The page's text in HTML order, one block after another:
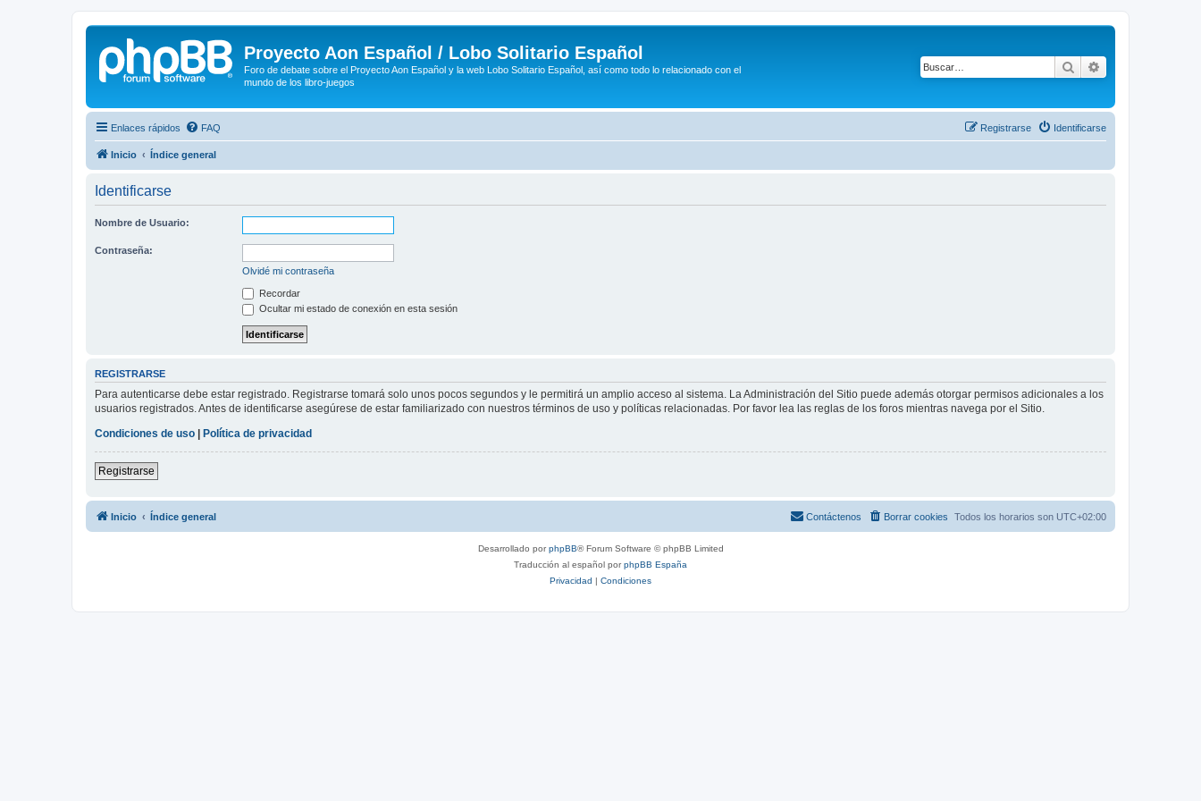
Proyecto Aon Español / Lobo Solitario Español
Foro de debate sobre el Proyecto Aon Español y la web Lobo Solitario Español, así como todo lo relacionado con el
mundo de los libro-juegos
Buscar
Enlaces rápidos FAQ Identificarse
Registrarse
Inicio Índice general
Identificarse
Nombre de Usuario:
Contraseña:
Olvidé mi contraseña
Recordar
Ocultar mi estado de conexión en esta sesión
REGISTRARSE
Para autenticarse debe estar registrado. Registrarse tomará solo unos pocos segundos y le permitirá un amplio acceso al sistema. La Administración del Sitio puede además otorgar permisos adicionales a los
usuarios registrados. Antes de identificarse asegúrese de estar familiarizado con nuestros términos de uso y políticas relacionadas. Por favor lea las reglas de los foros mientras navega por el Sitio.
Condiciones de uso
Política de privacidad
Registrarse
Inicio Índice general Todos los horarios son UTC+02:00
Borrar cookies
Contáctenos
Desarrollado porphpBB® Forum Software © phpBB Limited
Traducción al español porphpBB España
Privacidad | Condiciones